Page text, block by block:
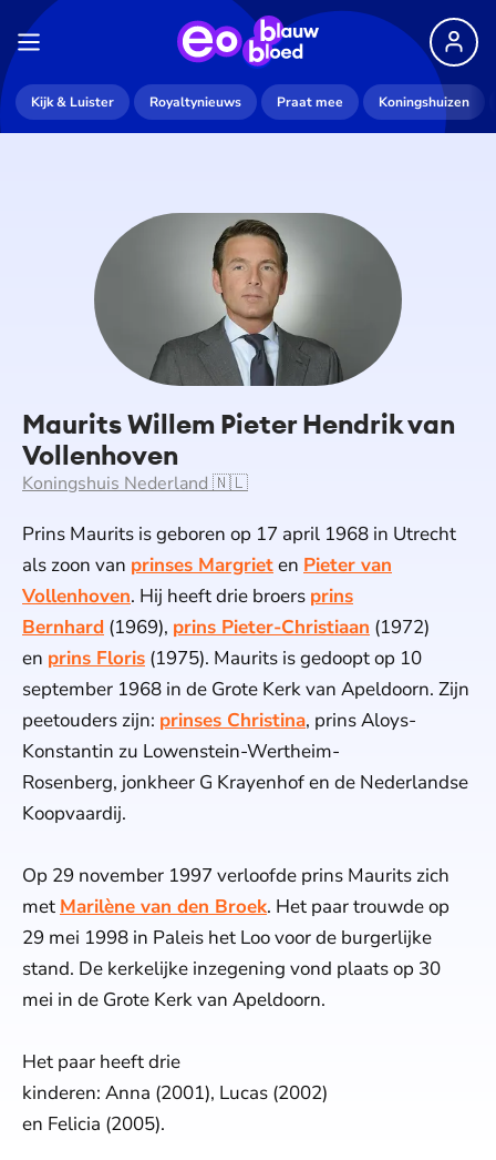
Kijk & Luister Royaltynieuws Praat mee Koningshuizen
Maurits Willem Pieter Hendrik van
Vollenhoven
Koningshuis Nederland 🇳🇱
Prins Maurits is geboren op 17 april 1968 in Utrecht
als zoon van prinses Margrieten Pieter van
Vollenhoven. Hij heeft drie broers prins
Bernhard (1969), prins Pieter-Christiaan (1972)
en prins Floris (1975). Maurits is gedoopt op 10
september 1968 in de Grote Kerk van Apeldoorn. Zijn
peetouders zijn: prinses Christina, prins Aloys-
Konstantin zu Lowenstein-Wertheim-
Rosenberg, jonkheer G Krayenhof en de Nederlandse
Koopvaardij.
Op 29 november 1997 verloofde prins Maurits zich
met Marilène van den Broek. Het paar trouwde op
29 mei 1998 in Paleis het Loo voor de burgerlijke
stand. De kerkelijke inzegening vond plaats op 30
mei in de Grote Kerk van Apeldoorn.
Het paar heeft drie
kinderen: Anna (2001), Lucas (2002)
en Felicia (2005).